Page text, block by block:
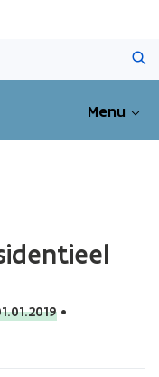
Menu
•